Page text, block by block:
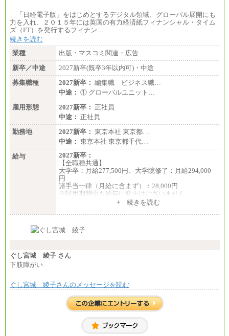
「日経電子版」をはじめとするデジタル領域、グローバル展開にも
力を入れ、２０１５年には英国の有力経済紙フィナンシャル・タイム
ズ（FT）を発行するフィナン…
続きを読む
業種
出版・マスコミ関連・広告
新卒／中途
2027新卒(既卒3年以内可)・中途
募集職種
2027新卒： 編集職 ビジネス職…
中途： ① グローバルユニット…
雇用形態
2027新卒： 正社員
中途： 正社員
勤務地
2027新卒： 東京本社 東京都…
中途： 東京本社 東京都千代…
給与
2027新卒：
【全職種共通】
大学卒：月給277,500円、大学院修了：月給294,000
円
諸手当一律（月給に含まず）：28,000円
※試用期間中も給与に変更はございません
月給370,000円～
ます。
の各種手当を含む金額です）
+ 続きを読む
ぐし宮城 綾子 さん
下肢障がい
ぐし宮城 綾子さんのメッセージを読む